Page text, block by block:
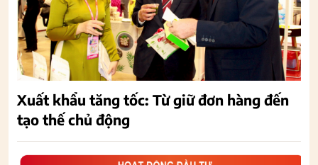
Xuất khẩu tăng tốc: Từ giữ đơn hàng đến
tạo thế chủ động